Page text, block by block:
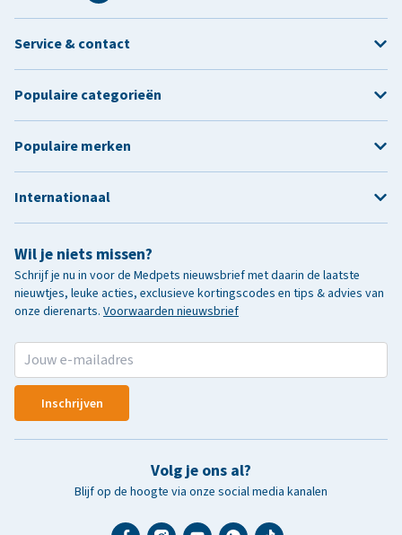
Wil je niets missen?
Schrijf je nu in voor de Medpets nieuwsbrief met daarin de laatste
nieuwtjes, leuke acties, exclusieve kortingscodes en tips & advies van
onze dierenarts. Voorwaarden nieuwsbrief
Inschrijven
Volg je ons al?
Blijf op de hoogte via onze social media kanalen
Service & contact
Populaire categorieën
Populaire merken
Internationaal